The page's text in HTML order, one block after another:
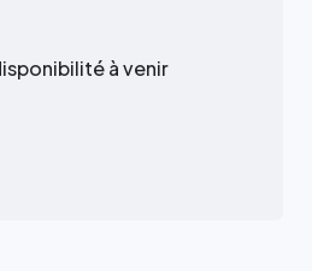
à venir